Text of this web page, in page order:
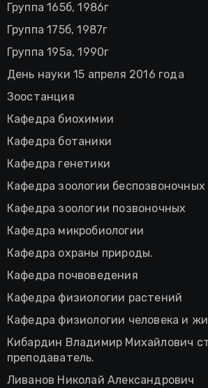
Группа 165б, 1986г
Группа 175б, 1987г
Группа 195а, 1990г
День науки 15 апреля 2016 года
Зоостанция
Кафедра биохимии
Кафедра ботаники
Кафедра генетики
Кафедра зоологии беспозвоночных
Кафедра зоологии позвоночных
Кафедра микробиологии
Кафедра охраны природы.
Кафедра почвоведения
Кафедра физиологии растений
Кафедра физиологии человека и
Кибардин Владимир Михайлович
преподаватель.
Ливанов Николай Александрович